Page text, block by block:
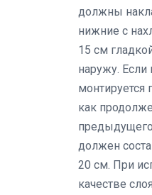
должны
нижние с
15 см
наружу. Если
монтируется
как
должен
20 см. При
качестве